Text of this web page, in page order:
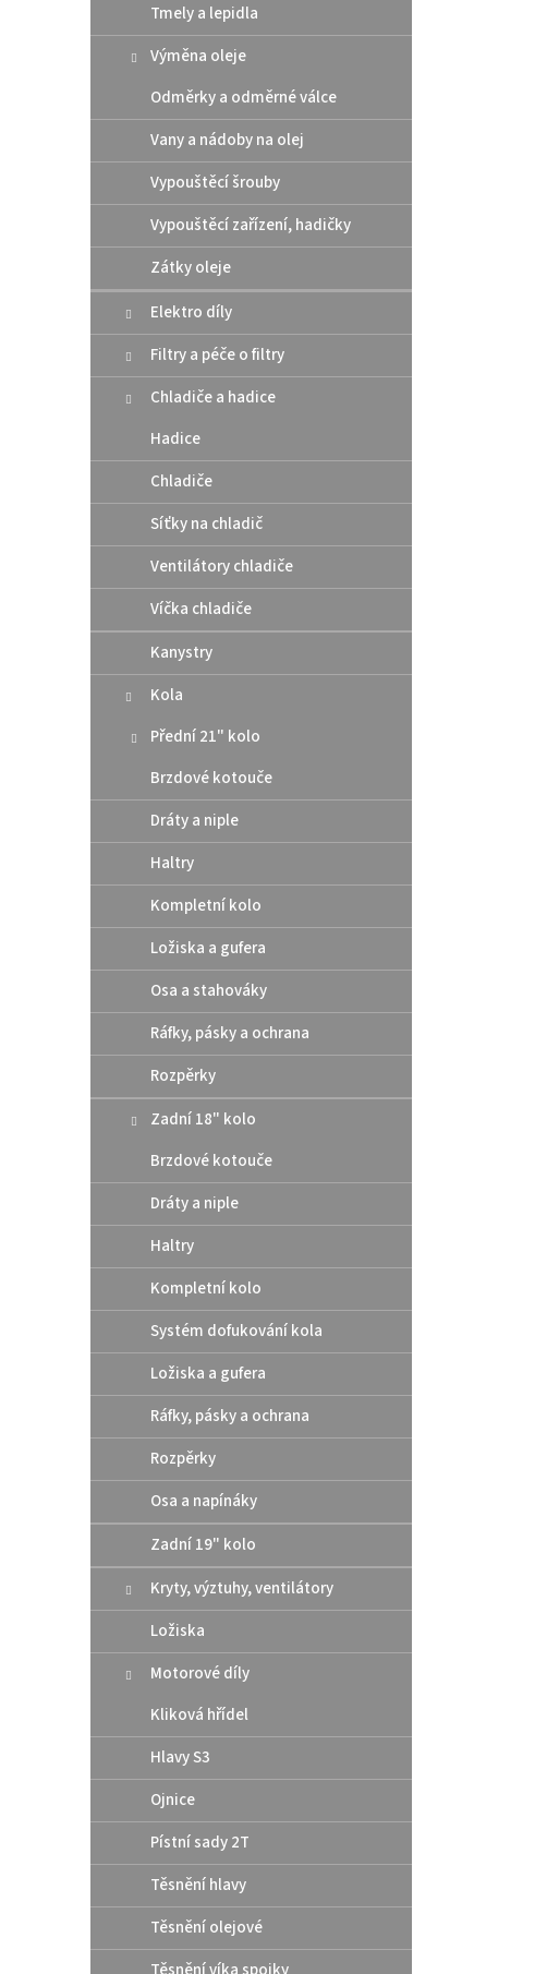
Tmely a lepidla
Výměna oleje
Odměrky a odměrné válce
Vany a nádoby na olej
Vypouštěcí šrouby
Vypouštěcí zařízení, hadičky
Zátky oleje
Elektro díly
Filtry a péče o filtry
Chladiče a hadice
Hadice
Chladiče
Síťky na chladič
Ventilátory chladiče
Víčka chladiče
Kanystry
Kola
Přední 21" kolo
Brzdové kotouče
Dráty a niple
Haltry
Kompletní kolo
Ložiska a gufera
Osa a stahováky
Ráfky, pásky a ochrana
Rozpěrky
Zadní 18" kolo
Brzdové kotouče
Dráty a niple
Haltry
Kompletní kolo
Systém dofukování kola
Ložiska a gufera
Ráfky, pásky a ochrana
Rozpěrky
Osa a napínáky
Zadní 19" kolo
Kryty, výztuhy, ventilátory
Ložiska
Motorové díly
Kliková hřídel
Hlavy S3
Ojnice
Pístní sady 2T
Těsnění hlavy
Těsnění olejové